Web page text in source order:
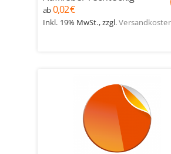
ab 0,02 €
Inkl. 19% MwSt.,zzgl.